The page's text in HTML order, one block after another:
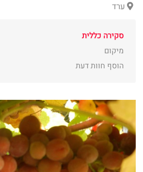
ערד
סקירה כללית
מיקום
הוסף חוות דעת